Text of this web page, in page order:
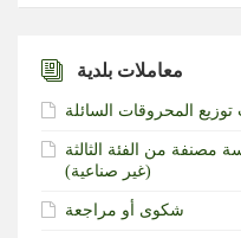
معاملات بلدية
المحروقات السائلة
من الفئة الثالثة
(غير صناعية)‏
شكوى أو مراجعة